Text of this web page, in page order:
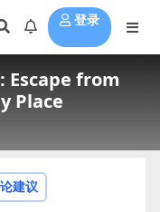
登录
Escape from
Place
建议